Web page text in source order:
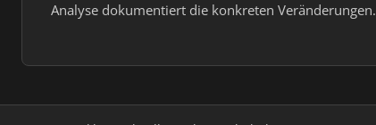
Analyse dokumentiert die konkreten Veränderungen.